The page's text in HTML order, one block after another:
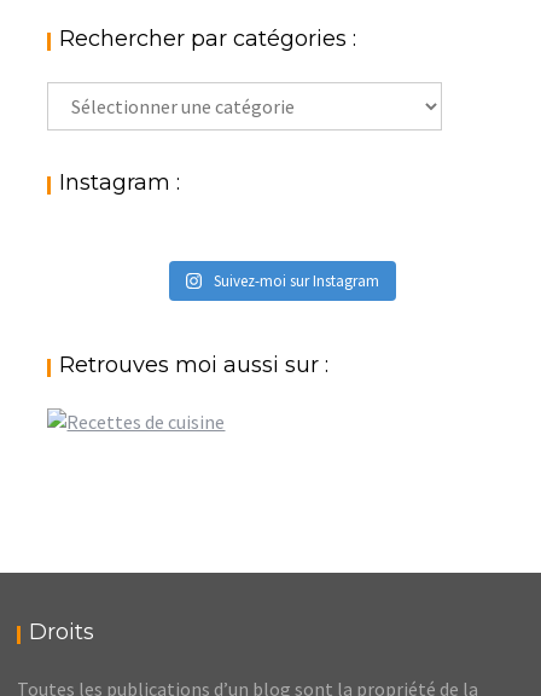
Rechercher par catégories :
Rechercher
par
: Instagram :
Suivez-moi sur Instagram
Retrouves moi aussi sur :
Droits
Toutes les publications d’un blog sont la propriété de la